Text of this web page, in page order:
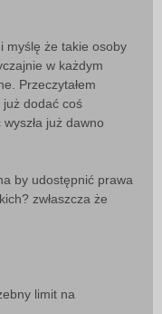
myślę że takie osoby
w każdym
Przeczytałem
dodać coś
już dawno
by udostępnić prawa
zwłaszcza że
limit na